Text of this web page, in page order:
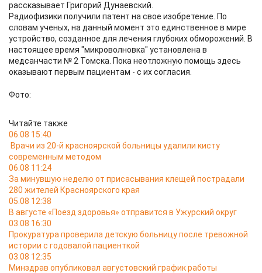
рассказывает Григорий Дунаевский.
Радиофизики получили патент на свое изобретение. По
словам ученых, на данный момент это единственное в мире
устройство, созданное для лечения глубоких обморожений. В
настоящее время "микроволновка" установлена в
медсанчасти № 2 Томска. Пока неотложную помощь здесь
оказывают первым пациентам - с их согласия.
Фото:
Читайте также
06.08 15:40
Врачи из 20-й красноярской больницы удалили кисту
современным методом
06.08 11:24
За минувшую неделю от присасывания клещей пострадали
280 жителей Красноярского края
05.08 12:38
В августе «Поезд здоровья» отправится в Ужурский округ
03.08 16:30
Прокуратура проверила детскую больницу после тревожной
истории с годовалой пациенткой
03.08 12:35
Минздрав опубликовал августовский график работы